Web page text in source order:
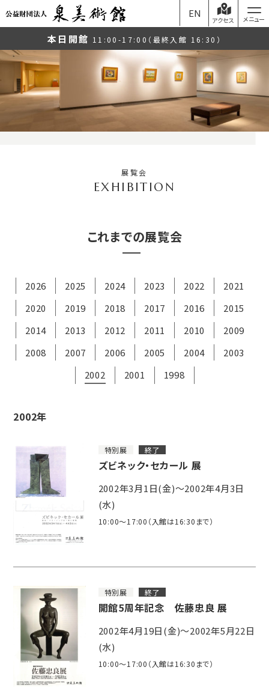
EN
本日開館 11:00-17:00（最終入館 16:30）
アクセス
展覧会
これまでの展覧会
2026 2025 2024 2023 2022
2021
2020
2019 2018 2017 2016
2015
2014
2013 2012 2011 2010
2009
2008
2007 2006 2005 2004
2003
2002
2001 1998
2002年
特別展 終了
ズビネック・セカール 展
2002年3月1日(金)～2002年4月3日
(水)
10:00～17:00（入館は16:30まで）
特別展 終了
開館5周年記念 佐藤忠良 展
2002年4月19日(金)～2002年5月22日
(水)
10:00～17:00（入館は16:30まで）